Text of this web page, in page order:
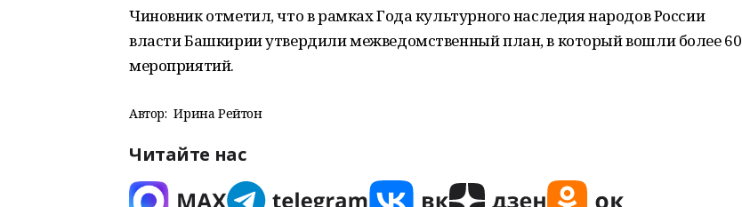
Чиновник отметил, что в рамках Года культурного наследия народов России
власти Башкирии утвердили межведомственный план, в который вошли более 60
мероприятий.
Автор: Ирина Рейтон
Читайте нас